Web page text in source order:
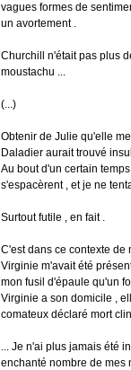
vagues formes de
un avortement .
Churchill n'était pas plus
moustachu ...
(...)
Obtenir de Julie qu'elle
Daladier aurait trouvé
Au bout d'un certain
s'espacèrent , et je ne
Surtout futile , en fait .
C'est dans ce contexte
Virginie m'avait été
mon fusil d'épaule qu'un
Virginie a son domicile ,
comateux déclaré mort
... Je n'ai plus jamais été
enchanté nombre de mes